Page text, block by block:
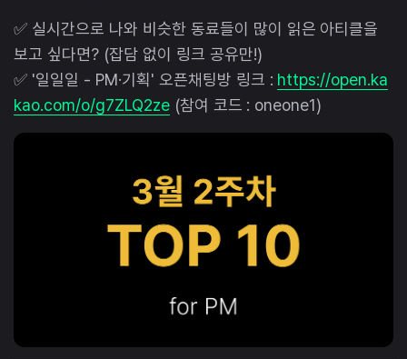
✅ 실시간으로 나와 비슷한 동료들이 많이 읽은 아티클을
보고 싶다면? (잡담 없이 링크 공유만!)
✅ '일일일 - PM·기획' 오픈채팅방 링크 : https://open.ka
kao.com/o/g7ZLQ2ze(참여 코드 : oneone1)